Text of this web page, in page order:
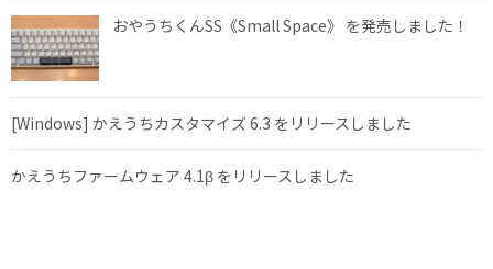
おやうちくんSS《Small Space》 を発売しました！
[Windows] かえうちカスタマイズ 6.3 をリリースしました
かえうちファームウェア 4.1β をリリースしました